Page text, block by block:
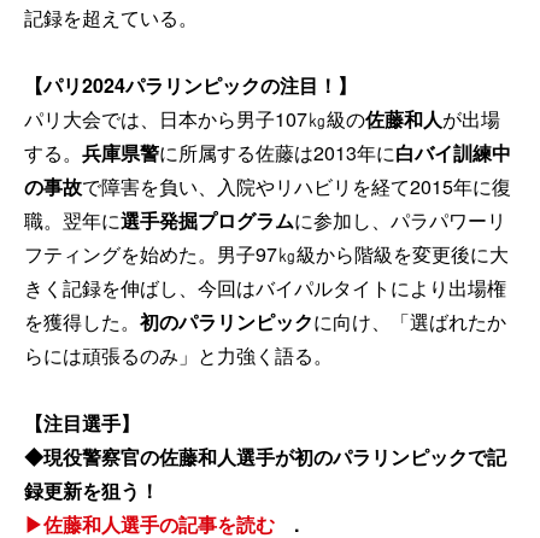
記録を超えている。
【パリ2024パラリンピックの注目！】
パリ大会では、日本から男子107㎏級の佐藤和人が出場
する。 兵庫県警に所属する佐藤は2013年に白バイ訓練中
の事故で障害を負い、入院やリハビリを経て2015年に復
職。翌年に選手発掘プログラムに参加し、パラパワーリ
フティングを始めた。男子97㎏級から階級を変更後に大
きく記録を伸ばし、今回はバイパルタイトにより出場権
を獲得した。 初のパラリンピックに向け、「選ばれたか
らには頑張るのみ」と力強く語る。
【注目選手】
◆現役警察官の佐藤和人選手が初のパラリンピックで記
録更新を狙う！
▶佐藤和人選手の記事を読む .